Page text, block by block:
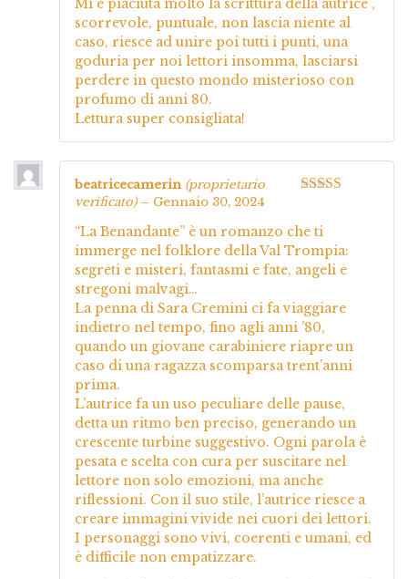
Mi è piaciuta molto la scrittura della autrice ,
scorrevole, puntuale, non lascia niente al
caso, riesce ad unire poi tutti i punti, una
goduria per noi lettori insomma, lasciarsi
perdere in questo mondo misterioso con
profumo di anni 80.
Lettura super consigliata!
beatricecamerin (proprietario
verificato) – Gennaio 30, 2024
“La Benandante” è un romanzo che ti
immerge nel folklore della Val Trompia:
segreti e misteri, fantasmi e fate, angeli e
stregoni malvagi…
La penna di Sara Cremini ci fa viaggiare
indietro nel tempo, fino agli anni ’80,
quando un giovane carabiniere riapre un
caso di una ragazza scomparsa trent’anni
prima.
L’autrice fa un uso peculiare delle pause,
detta un ritmo ben preciso, generando un
crescente turbine suggestivo. Ogni parola è
pesata e scelta con cura per suscitare nel
lettore non solo emozioni, ma anche
riflessioni. Con il suo stile, l’autrice riesce a
creare immagini vivide nei cuori dei lettori.
I personaggi sono vivi, coerenti e umani, ed
è difficile non empatizzare.